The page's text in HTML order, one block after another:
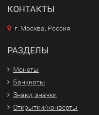
КОНТАКТЫ
г. Москва, Россия
РАЗДЕЛЫ
Монеты
Банкноты
Знаки, значки
Открытки/конверты